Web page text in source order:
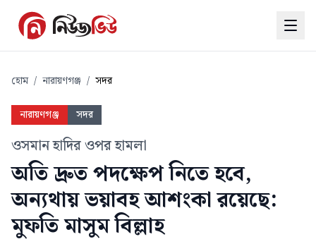
হোম / নারায়ণগঞ্জ / সদর
নারায়ণগঞ্জ সদর
ওসমান হাদির ওপর হামলা
অতি দ্রুত পদক্ষেপ নিতে হবে,
অন্যথায় ভয়াবহ আশংকা রয়েছে:
মুফতি মাসুম বিল্লাহ